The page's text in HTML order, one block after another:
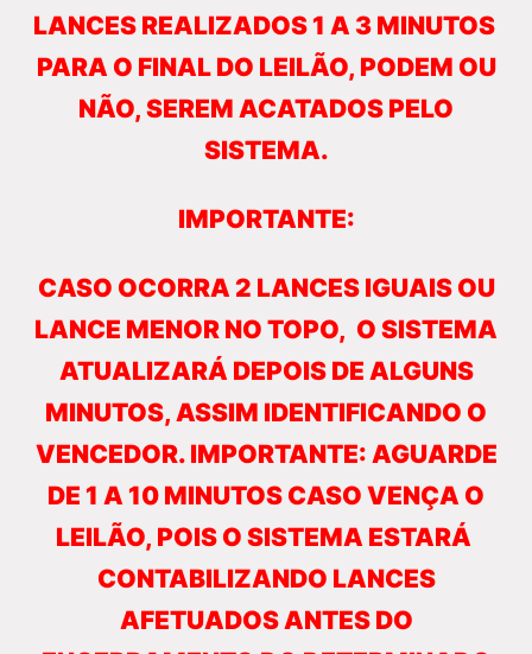
LANCES REALIZADOS 1 A 3 MINUTOS
PARA O FINAL DO LEILÃO, PODEM OU
NÃO, SEREM ACATADOS PELO
SISTEMA.
IMPORTANTE:
CASO OCORRA 2 LANCES IGUAIS OU
LANCE MENOR NO TOPO, O SISTEMA
ATUALIZARÁ DEPOIS DE ALGUNS
MINUTOS, ASSIM IDENTIFICANDO O
VENCEDOR. IMPORTANTE: AGUARDE
DE 1 A 10 MINUTOS CASO VENÇA O
LEILÃO, POIS O SISTEMA ESTARÁ
CONTABILIZANDO LANCES
AFETUADOS ANTES DO